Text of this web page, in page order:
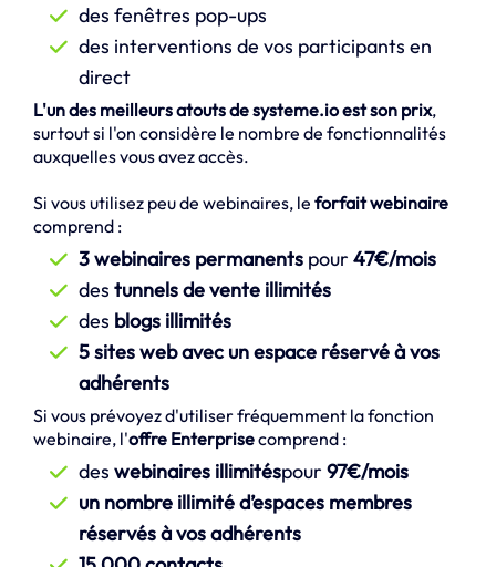
des fenêtres pop-ups
des interventions de vos participants en
direct
L'un des meilleurs atouts de systeme.io est son prix,
surtout si l'on considère le nombre de fonctionnalités
auxquelles vous avez accès.
Si vous utilisez peu de webinaires, le forfait webinaire
comprend :
3 webinaires permanents pour 47€/mois
des tunnels de vente illimités
des blogs illimités
5 sites web avec un espace réservé à vos
adhérents
Si vous prévoyez d'utiliser fréquemment la fonction
webinaire, l'offre Enterprisecomprend :
des webinaires illimitéspour 97€/mois
un nombre illimité d’espaces membres
réservés à vos adhérents